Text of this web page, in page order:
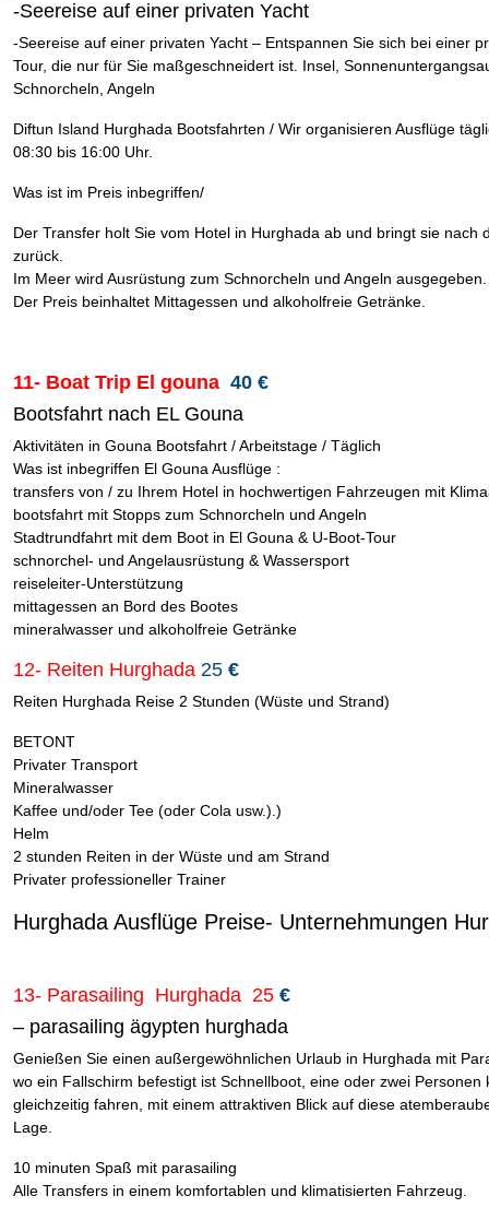
-Seereise auf einer privaten Yacht
-Seereise auf einer privaten Yacht – Entspannen Sie sich bei einer
Tour, die nur für Sie maßgeschneidert ist. Insel,
Schnorcheln, Angeln
Diftun Island Hurghada Bootsfahrten / Wir organisieren Ausflüge
08:30 bis 16:00 Uhr.
Was ist im Preis inbegriffen/
Der Transfer holt Sie vom Hotel in Hurghada ab und bringt sie nach
zurück.
Im Meer wird Ausrüstung zum Schnorcheln und Angeln ausgegeben.
Der Preis beinhaltet Mittagessen und alkoholfreie Getränke.
11- Boat Trip El gouna 40 €
Bootsfahrt nach EL Gouna
Aktivitäten in Gouna Bootsfahrt / Arbeitstage / Täglich
Was ist inbegriffen El Gouna Ausflüge :
transfers von / zu Ihrem Hotel in hochwertigen Fahrzeugen mit
bootsfahrt mit Stopps zum Schnorcheln und Angeln
Stadtrundfahrt mit dem Boot in El Gouna & U-Boot-Tour
schnorchel- und Angelausrüstung & Wassersport
reiseleiter-Unterstützung
mittagessen an Bord des Bootes
mineralwasser und alkoholfreie Getränke
12- Reiten Hurghada 25 €
Reiten Hurghada Reise 2 Stunden (Wüste und Strand)
BETONT
Privater Transport
Mineralwasser
Kaffee und/oder Tee (oder Cola usw.).)
Helm
2 stunden Reiten in der Wüste und am Strand
Privater professioneller Trainer
Hurghada Ausflüge Preise- Unternehmungen
13- Parasailing Hurghada 25 €
– parasailing ägypten hurghada
Genießen Sie einen außergewöhnlichen Urlaub in Hurghada mit
wo ein Fallschirm befestigt ist Schnellboot, eine oder zwei Personen
gleichzeitig fahren, mit einem attraktiven Blick auf diese
Lage.
10 minuten Spaß mit parasailing
Alle Transfers in einem komfortablen und klimatisierten Fahrzeug.